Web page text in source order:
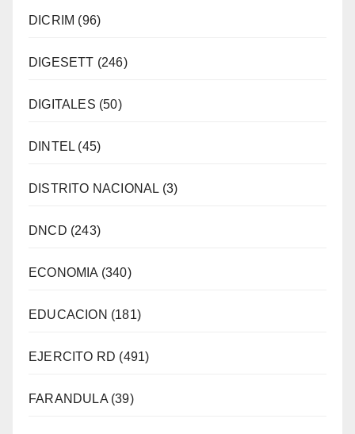
DICRIM (96)
DIGESETT (246)
DIGITALES (50)
DINTEL (45)
DISTRITO NACIONAL (3)
DNCD (243)
ECONOMIA (340)
EDUCACION (181)
EJERCITO RD (491)
FARANDULA(39)